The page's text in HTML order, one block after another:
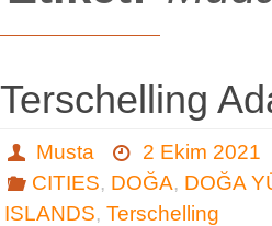
Terschelling
Musta
2 Ekim 2021
CITIES, DOĞA, DOĞA
ISLANDS, Terschelling